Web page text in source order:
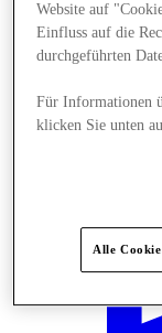
Website auf
Einfluss auf die
durchgeführten
Für Informationen
klicken Sie unten
Alle